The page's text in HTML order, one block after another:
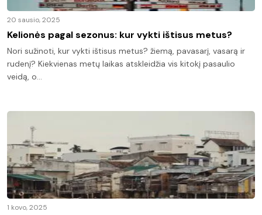
20 sausio, 2025
Kelionės pagal sezonus: kur vykti ištisus metus?
Nori sužinoti, kur vykti ištisus metus? žiemą, pavasarį, vasarą ir
rudenį? Kiekvienas metų laikas atskleidžia vis kitokį pasaulio
veidą, o…
1 kovo, 2025